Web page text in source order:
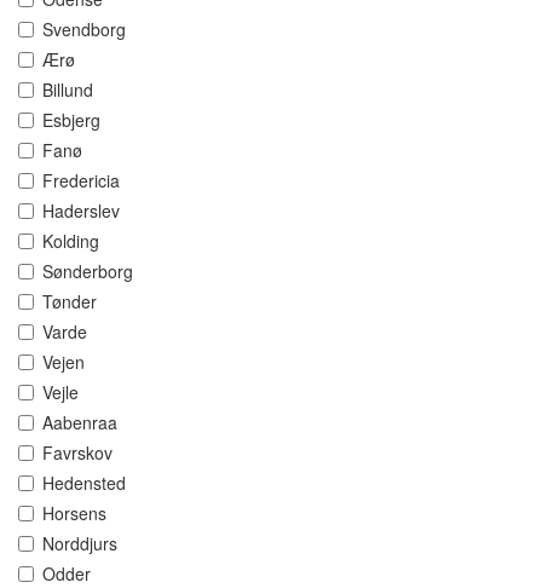
Svendborg
Ærø
Billund
Esbjerg
Fanø
Fredericia
Haderslev
Kolding
Sønderborg
Tønder
Varde
Vejen
Vejle
Aabenraa
Favrskov
Hedensted
Horsens
Norddjurs
Odder